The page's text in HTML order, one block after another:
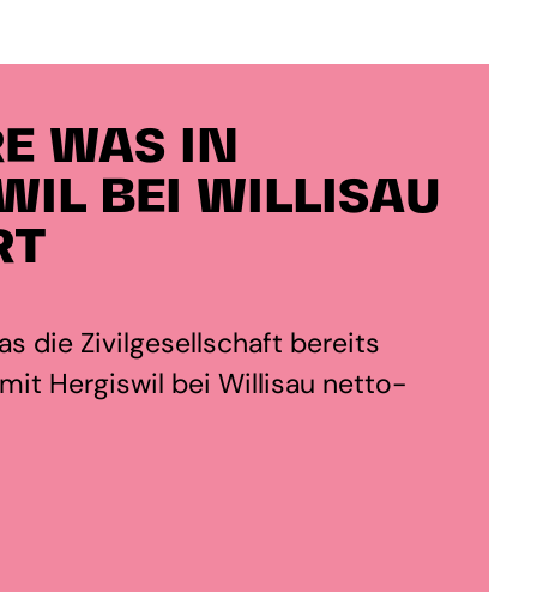
WAS IN
BEI WILLISAU
die Zivilgesellschaft bereits
Hergiswil bei Willisau netto-